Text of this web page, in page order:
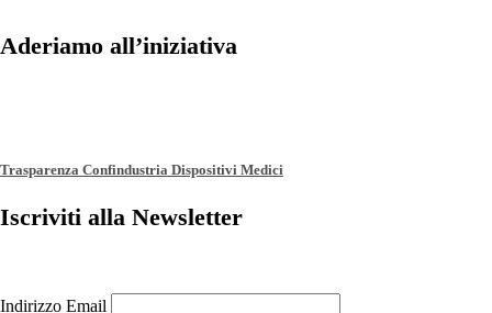
Aderiamo all’iniziativa
Trasparenza Confindustria Dispositivi Medici
Iscriviti alla Newsletter
Indirizzo Email